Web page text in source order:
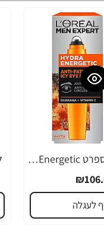
לוריאל מן אקספרט Hydra Energetic קרם עיניים רול און לגבר 10 מ"ל - מבית L'OREAL
לעגלה